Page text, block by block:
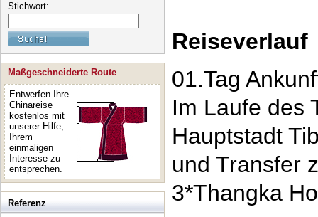
Stichwort:
Maßgeschneiderte Route
Entwerfen Ihre
Chinareise
kostenlos mit
unserer Hilfe,
Ihrem
einmaligen
Interesse zu
entsprechen.
Referenz
Reiseverlauf
01.Tag
Im Laufe des
Hauptstadt
und Transfer
3*Thangka